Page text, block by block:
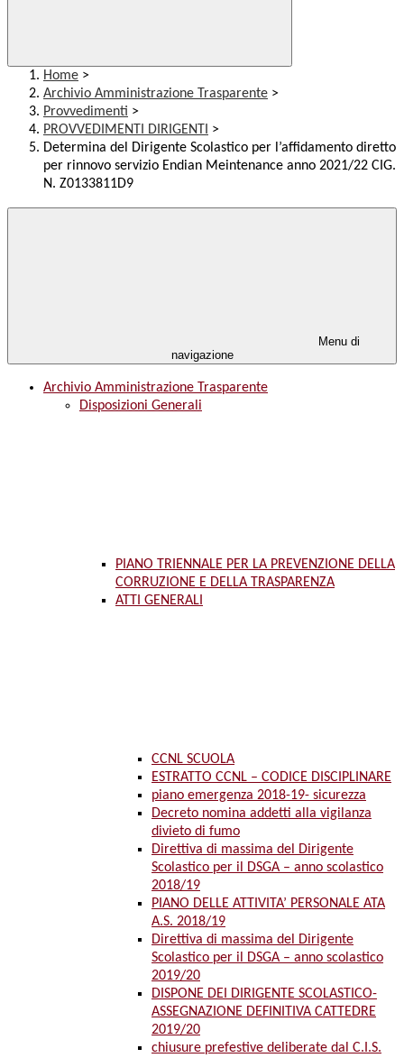
Home >
Archivio Amministrazione Trasparente >
Provvedimenti >
PROVVEDIMENTI DIRIGENTI >
Determina del Dirigente Scolastico per l’affidamento diretto
per rinnovo servizio Endian Meintenance anno 2021/22 CIG.
N. Z0133811D9
Menu di
navigazione
Archivio Amministrazione Trasparente
Disposizioni Generali
PIANO TRIENNALE PER LA PREVENZIONE DELLA
CORRUZIONE E DELLA TRASPARENZA
ATTI GENERALI
CCNL SCUOLA
ESTRATTO CCNL – CODICE DISCIPLINARE
piano emergenza 2018-19- sicurezza
Decreto nomina addetti alla vigilanza
divieto di fumo
Direttiva di massima del Dirigente
Scolastico per il DSGA – anno scolastico
2018/19
PIANO DELLE ATTIVITA’ PERSONALE ATA
A.S. 2018/19
Direttiva di massima del Dirigente
Scolastico per il DSGA – anno scolastico
2019/20
DISPONE DEI DIRIGENTE SCOLASTICO-
ASSEGNAZIONE DEFINITIVA CATTEDRE
2019/20
chiusure prefestive deliberate dal C.I.S.